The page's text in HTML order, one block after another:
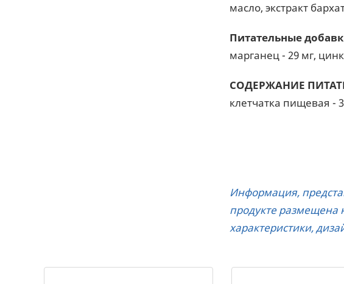
масло, экстракт
Питательные
марганец - 29 мг,
СОДЕРЖАНИЕ
клетчатка пищевая -
Информация,
продукте размещена
характеристики,